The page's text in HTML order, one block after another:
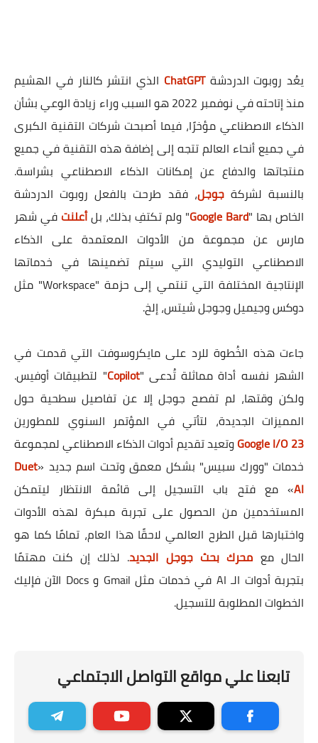
يعُد روبوت الدردشةChatGPT الذي انتشر كالنار في الهشيم
منذ إتاحته في نوفمبر 2022 هو السبب وراء زيادة الوعي بشأن
الذكاء الاصطناعي مؤخرًا، فيما أصبحت شركات التقنية الكبرى
في جميع أنحاء العالم تتجه إلى إضافة هذه التقنية في جميع
منتجاتها والدفاع عن إمكانات الذكاء الاصطناعي بشراسة.
بالنسبة لشركةجوجل، فقد طرحت بالفعل روبوت الدردشة
الخاص بها "Google Bard" ولم تكتفِ بذلك، بلأعلنتفي شهر
مارس عن مجموعة من الأدوات المعتمدة على الذكاء
الاصطناعي التوليدي التي سيتم تضمينها في خدماتها
الإنتاجية المختلفة التي تنتمي إلى حزمة "Workspace" مثل
دوكس وجيميل وجوجل شيتس، إلخ.
جاءت هذه الخُطوة للرد على مايكروسوفت التي قدمت في
الشهر نفسه أداة مماثلة تُدعى "Copilot" لتطبيقات أوفيس.
ولكن وقتها، لم تفصح جوجل إلا عن تفاصيل سطحية حول
المميزات الجديدة، لتأتي في المؤتمر السنوي للمطورين
Google I/O 23وتعيد تقديم أدوات الذكاء الاصطناعي لمجموعة
خدمات "وورك سبيس" بشكل معمق وتحت اسم جديد «Duet
AI» مع فتح باب التسجيل إلى قائمة الانتظار ليتمكن
المستخدمين من الحصول على تجربة مبكرة لهذه الأدوات
واختبارها قبل الطرح العالمي لاحقًا هذا العام، تمامًا كما هو
الحال مع محرك بحث جوجل الجديد. لذلك إن كنت مهتمًا
بتجربة أدوات الـ AI في خدمات مثل Gmail و Docs الآن فإليك
الخطوات المطلوبة للتسجيل.
تابعنا علي مواقع التواصل الاجتماعي